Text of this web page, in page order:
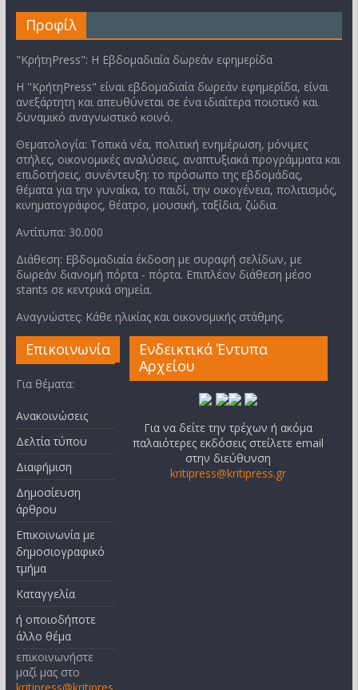
Προφίλ
"ΚρήτηPress": Η Εβδομαδιαία δωρεάν εφημερίδα
Η "ΚρήτηPress" είναι εβδομαδιαία δωρεάν εφημερίδα, είναι
ανεξάρτητη και απευθύνεται σε ένα ιδιαίτερα ποιοτικό και
δυναμικό αναγνωστικό κοινό.
Θεματολογία: Τοπικά νέα, πολιτική ενημέρωση, μόνιμες
στήλες, οικονομικές αναλύσεις, αναπτυξιακά προγράμματα και
επιδοτήσεις, συνέντευξη: το πρόσωπο της εβδομάδας,
θέματα για την γυναίκα, το παιδί, την οικογένεια, πολιτισμός,
κινηματογράφος, θέατρο, μουσική, ταξίδια, ζώδια.
Αντίτυπα: 30.000
Διάθεση: Εβδομαδιαία έκδοση με συραφή σελίδων, με
δωρεάν διανομή πόρτα - πόρτα. Επιπλέον διάθεση μέσο
stants σε κεντρικά σημεία.
Αναγνώστες: Κάθε ηλικίας και οικονομικής στάθμης.
Επικοινωνία
Για θέματα:
Ανακοινώσεις
Δελτία τύπου
Διαφήμιση
Δημοσίευση
άρθρου
Επικοινωνία με
δημοσιογραφικό
τμήμα
Καταγγελία
ή οποιοδήποτε
άλλο θέμα
επικοινωνήστε
μαζί μας στο
Ενδεικτικά Έντυπα
Αρχείου
Για να δείτε την τρέχων ή ακόμα
παλαιότερες εκδόσεις στείλετε email
στην διεύθυνση
kritipress@kritipress.gr